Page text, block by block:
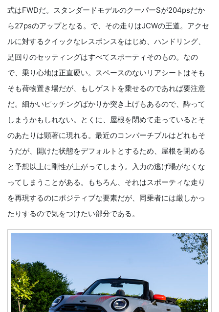
式はFWDだ。スタンダードモデルのクーパーSが204psだか
ら27psのアップとなる。で、その走りはJCWの王道。アクセ
ルに対するクイックなレスポンスをはじめ、ハンドリング、
足回りのセッティングはすべてスポーティそのもの。なの
で、乗り心地は正直硬い。スペースのないリアシートはそも
そも荷物置き場だが、もしゲストを乗せるのであれば要注意
だ。細かいピッチングばかりか突き上げもあるので、酔って
しまうかもしれない。とくに、屋根を閉めて走っているとそ
のあたりは顕著に現れる。最近のコンバーチブルはどれもそ
うだが、開けた状態をデフォルトとするため、屋根を閉める
と予想以上に剛性が上がってしまう。入力の逃げ場がなくな
ってしまうことがある。もちろん、それはスポーティな走り
を再現するのにポジティブな要素だが、同乗者には厳しかっ
たりするので気をつけたい部分である。